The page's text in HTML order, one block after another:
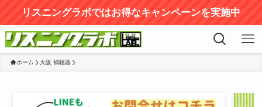
リスニングラボではお得なキャンペーンを実施中
ホーム 大阪 補聴器